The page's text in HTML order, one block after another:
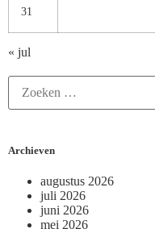
31
« jul
Archieven
augustus 2026
juli 2026
juni 2026
mei 2026